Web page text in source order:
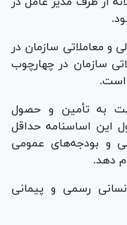
و معاملاتی سازمان در
سازمان در چهارچوب
است.
به تأمین و حصول
این اساسنامه حداقل
و بودجه‌های عمومی
دهد.
رسمی و پیمانی